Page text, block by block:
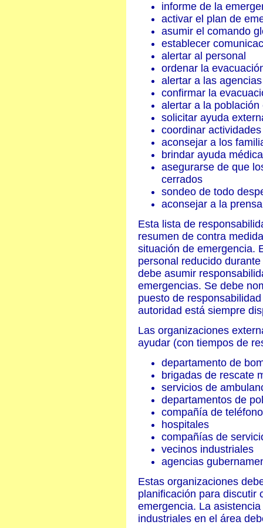
informe de la
activar el plan de
asumir el comando
establecer
alertar al personal
ordenar la
alertar a las
confirmar la
alertar a la
solicitar ayuda
coordinar
aconsejar a los
brindar ayuda médica
asegurarse de que
cerrados
sondeo de todo
aconsejar a la prensa
Esta lista de
resumen de contra
situación de emergencia.
personal reducido
debe asumir
emergencias. Se debe
puesto de
autoridad está siempre
Las organizaciones
ayudar (con tiempos de
departamento de
brigadas de rescate
servicios de
departamentos de
compañía de
hospitales
compañías de
vecinos industriales
agencias
Estas organizaciones
planificación para discutir
emergencia. La
industriales en el área